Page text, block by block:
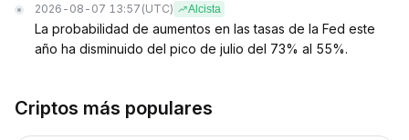
2026-08-07 13:57 (UTC) Alcista
La probabilidad de aumentos en las tasas de la Fed este
año ha disminuido del pico de julio del 73% al 55%.
Criptos más populares